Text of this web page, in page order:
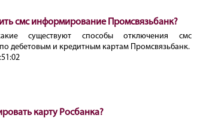
смс информирование Промсвязьбанк?
существуют способы отключения смс
дебетовым и кредитным картам Промсвязьбанк.
карту Росбанка?